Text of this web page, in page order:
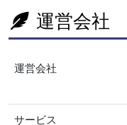
運営会社
運営会社
サービス